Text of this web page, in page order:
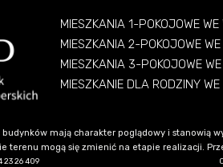
MIESZKANIA 1-POKOJOWE WE
MIESZKANIA 2-POKOJOWE
MIESZKANIA 3-POKOJOWE
MIESZKANIE DLA RODZINY
mają charakter poglądowy i stanowią
terenu mogą się zmienić na etapie realizacji.
23 26 409